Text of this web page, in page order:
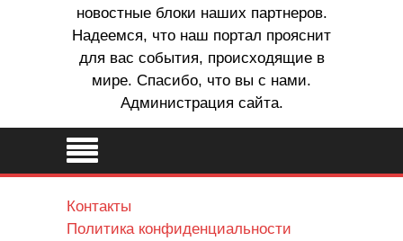
новостные блоки наших партнеров.
Надеемся, что наш портал прояснит
для вас события, происходящие в
мире. Спасибо, что вы с нами.
Администрация сайта.
Контакты
Политика конфиденциальности